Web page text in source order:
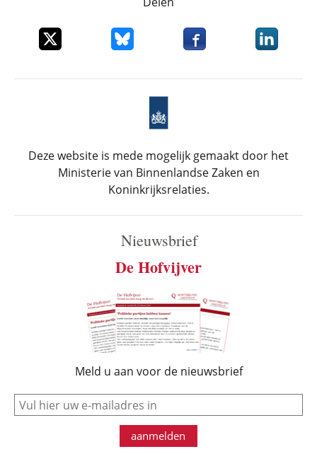
Deel dit item op XDeel dit item op Bluesky
Deel dit item opDeel dit
Deze website is mede mogelijk gemaakt door het
Ministerie van Binnenlandse Zaken en
Koninkrijksrelaties.
Nieuwsbrief
De Hofvijver
Meld u aan voor de nieuwsbrief
e-mail
aanmelden